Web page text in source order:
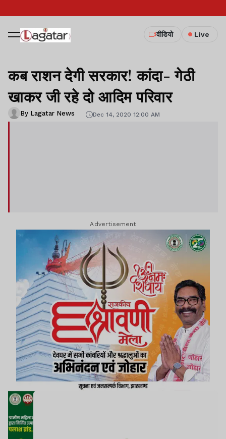
वीडियो Live
कब राशन देगी सरकार! कांदा- गेठी
खाकर जी रहे दो आदिम परिवार
By Lagatar News Dec 14, 2020 12:00 AM
Advertisement